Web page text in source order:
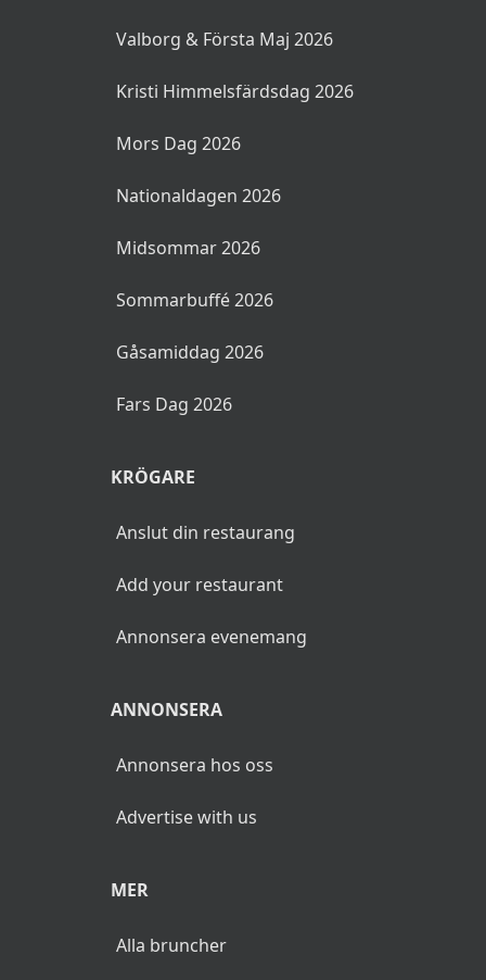
Valborg & Första Maj 2026
Kristi Himmelsfärdsdag 2026
Mors Dag 2026
Nationaldagen 2026
Midsommar 2026
Sommarbuffé 2026
Gåsamiddag 2026
Fars Dag 2026
KRÖGARE
Anslut din restaurang
Add your restaurant
Annonsera evenemang
ANNONSERA
Annonsera hos oss
Advertise with us
MER
Alla bruncher